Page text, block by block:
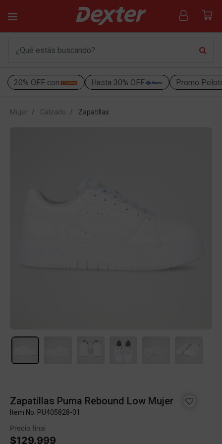
20% OFF con Hasta 30% OFF Promo
Mujer Calzado Zapatillas
Zapatillas Puma Rebound Low Mujer
Item No. PU405828-01
Precio final
$129.999